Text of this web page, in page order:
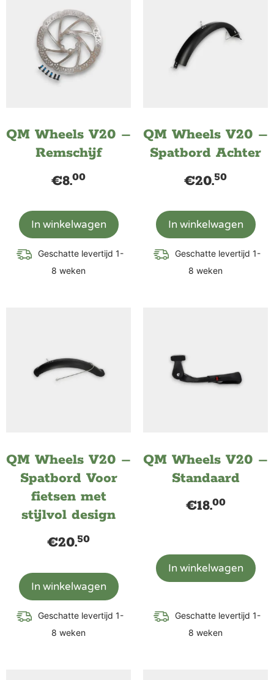
QM Wheels V20 –
Remschijf
€8.00
In winkelwagen
Geschatte levertijd 1-
8 weken
QM Wheels V20 –
Spatbord Achter
€20.50
In winkelwagen
Geschatte levertijd 1-
8 weken
QM Wheels V20 –
Spatbord Voor
fietsen met
stijlvol design
€20.50
In winkelwagen
Geschatte levertijd 1-
8 weken
QM Wheels V20 –
Standaard
€18.00
In winkelwagen
Geschatte levertijd 1-
8 weken